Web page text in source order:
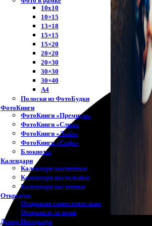
10х10
10×15
13×18
15×15
15×20
20×20
20×30
30×30
30×40
A4
Полоски из ФотоБудки
ФотоКниги
ФотоКниги «Премиум»
ФотоКниги «Слим»
ФотоКниги «Лайт»
ФотоКниги «Софт»
Блокноты
Календари
Календари магнитные
Календари настольные
Календари настенные
Открытки
Отправлю самостоятельно
Отправьте за меня
Декор Интерьера